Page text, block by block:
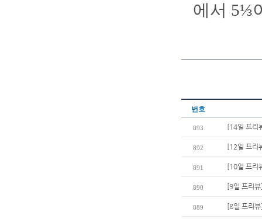
에서 5⅓
번호
893 [14일 프리
892 [12일 프리
891 [10일 프리
890 [9일 프리
889 [8일 프리